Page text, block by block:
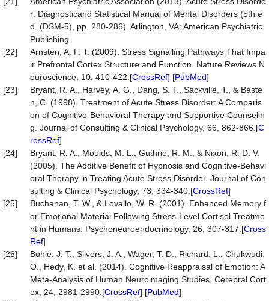
r: Diagnosticand Statistical Manual of Mental Disorders (5th e
d. (DSM-5), pp. 280-286). Arlington, VA: American Psychiatric
Publishing.
[22]
Arnsten, A. F. T. (2009). Stress Signalling Pathways That Impa
ir Prefrontal Cortex Structure and Function. Nature Reviews N
euroscience, 10, 410-422.[CrossRef] [PubMed]
[23]
Bryant, R. A., Harvey, A. G., Dang, S. T., Sackville, T., & Baste
n, C. (1998). Treatment of Acute Stress Disorder: A Comparis
on of Cognitive-Behavioral Therapy and Supportive Counselin
g. Journal of Consulting & Clinical Psychology, 66, 862-866.[C
rossRef]
[24]
Bryant, R. A., Moulds, M. L., Guthrie, R. M., & Nixon, R. D. V.
(2005). The Additive Benefit of Hypnosis and Cognitive-Behavi
oral Therapy in Treating Acute Stress Disorder. Journal of Con
sulting & Clinical Psychology, 73, 334-340.[CrossRef]
[25]
Buchanan, T. W., & Lovallo, W. R. (2001). Enhanced Memory f
or Emotional Material Following Stress-Level Cortisol Treatme
nt in Humans. Psychoneuroendocrinology, 26, 307-317.[Cross
Ref]
[26]
Buhle, J. T., Silvers, J. A., Wager, T. D., Richard, L., Chukwudi,
O., Hedy, K. et al. (2014). Cognitive Reappraisal of Emotion: A
Meta-Analysis of Human Neuroimaging Studies. Cerebral Cort
ex, 24, 2981-2990.[CrossRef] [PubMed]